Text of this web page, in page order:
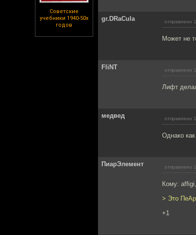
Советские
учебники 1940-50х
годов
gr.DRaCula отправлено
Может не
FliNT отправлено
Лифт
медвед отправлено
Однако
ПиарЭлемент отправлено
Кому: affigi,
> Это ПеАр
+1